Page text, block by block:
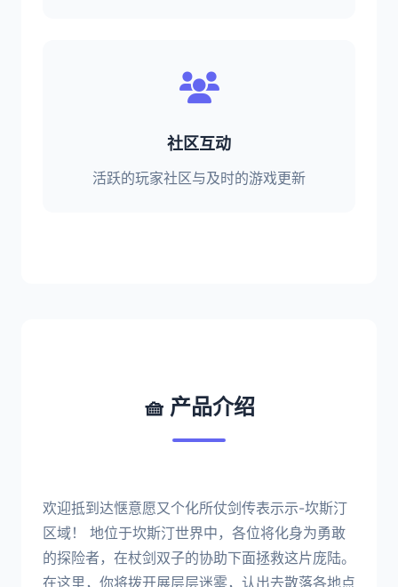
社区互动
活跃的玩家社区与及时的游戏更新
🧺 产品介绍
欢迎抵到达惬意愿又个化所仗剑传表示示-坎斯汀
区域！ 地位于坎斯汀世界中，各位将化身为勇敢
的探险者，在杖剑双子的协助下面拯救这片庞陆。
在这里，你将拨开展层层迷雾，认出去散落各地点